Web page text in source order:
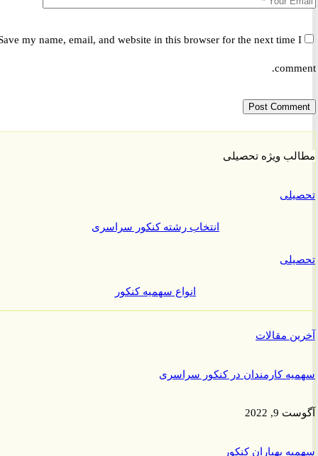
Save my name, email, and website in this browser for the next time
ویژه تحصیلی
انتخاب رشته کنکور سراسری
انواع سهمیه کنکور
مقالات
کارمندان در کنکور سراسری
2022
بهیاران کنکور